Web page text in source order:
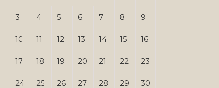
3 4 5 6 7 8 9
10 11 12 13 14 15 16
17 18 19 20 21 22 23
24 25 26 27 28 29 30